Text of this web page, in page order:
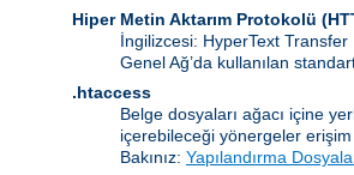
Hiper Metin Aktarım Protokolü
İngilizcesi: HyperText
Genel Ağ’da kullanılan
.htaccess
Belge dosyaları ağacı içine
içerebileceği yönergeler
Bakınız: Yapılandırma